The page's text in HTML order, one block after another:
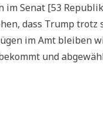
Senat [53
dass Trump
im Amt blei­ben
und